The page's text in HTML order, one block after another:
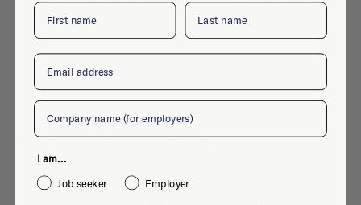
Similar companies
First name Last name
Email
Company
I am...
Job seeker
Employer